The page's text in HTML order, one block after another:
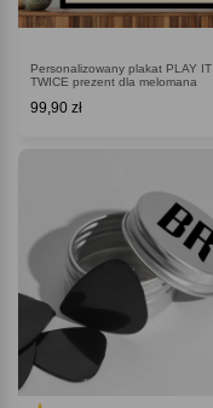
Personalizowany plakat PLAY IT
TWICE prezent dla melomana
99,90 zł